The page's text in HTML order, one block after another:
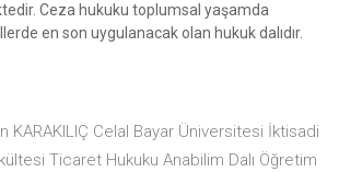
Ceza hukuku toplumsal yaşamda
en son uygulanacak olan hukuk dalıdır.
KARAKILIÇ Celal Bayar Üniversitesi İktisadi
Ticaret Hukuku Anabilim Dalı Öğretim